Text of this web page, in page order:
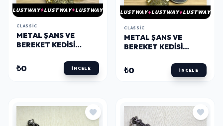
LUSTWAY LUSTWAY LUSTWAY
CLASSIC
METAL ŞANS VE
BEREKET KEDISI
ALK4464
₺0 İNCELE
LUSTWAY LUSTWAY LUSTWAY
CLASSIC
METAL ŞANS VE
BEREKET KEDISI
ALK4453
₺0 İNCELE